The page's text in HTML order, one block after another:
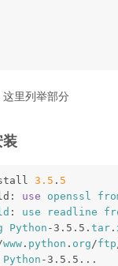
里列举部分
装
3.5 . 5
use openssl
: use readline
Python -3.5.5. tar .
www . python . org/ftp
Python -3.5.5...